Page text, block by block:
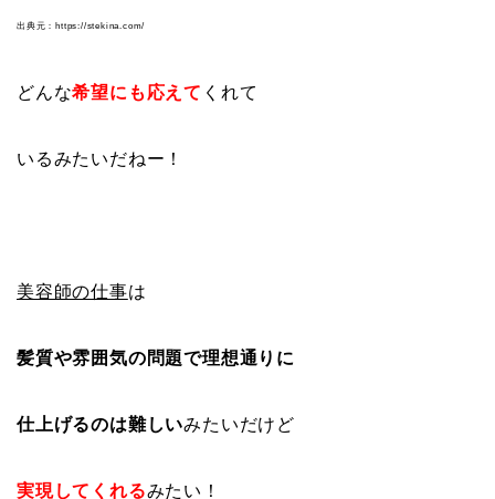
出典元：https://stekina.com/
どんな希望にも応えて くれて
いるみたいだねー！
美容師の仕事は
髪質や雰囲気の問題で理想通りに
仕上げるのは難しいみたいだけど
実現してくれるみたい！